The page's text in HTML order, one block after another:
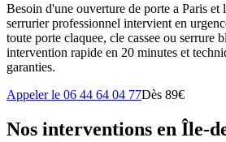
Besoin d'une ouverture de porte a Paris
serrurier professionnel intervient en
toute porte claquee, cle cassee ou serrure
intervention rapide en 20 minutes et
garanties.
Appeler le 06 44 64 04 77Dès 89€
Nos interventions en Île-